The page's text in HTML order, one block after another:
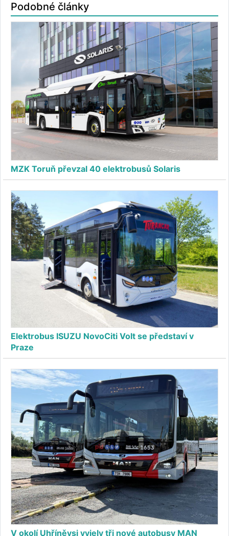
Podobné články
MZK Toruň převzal 40 elektrobusů Solaris
Elektrobus ISUZU NovoCiti Volt se představí v
Praze
V okolí Uhříněvsi vyjely tři nové autobusy MAN